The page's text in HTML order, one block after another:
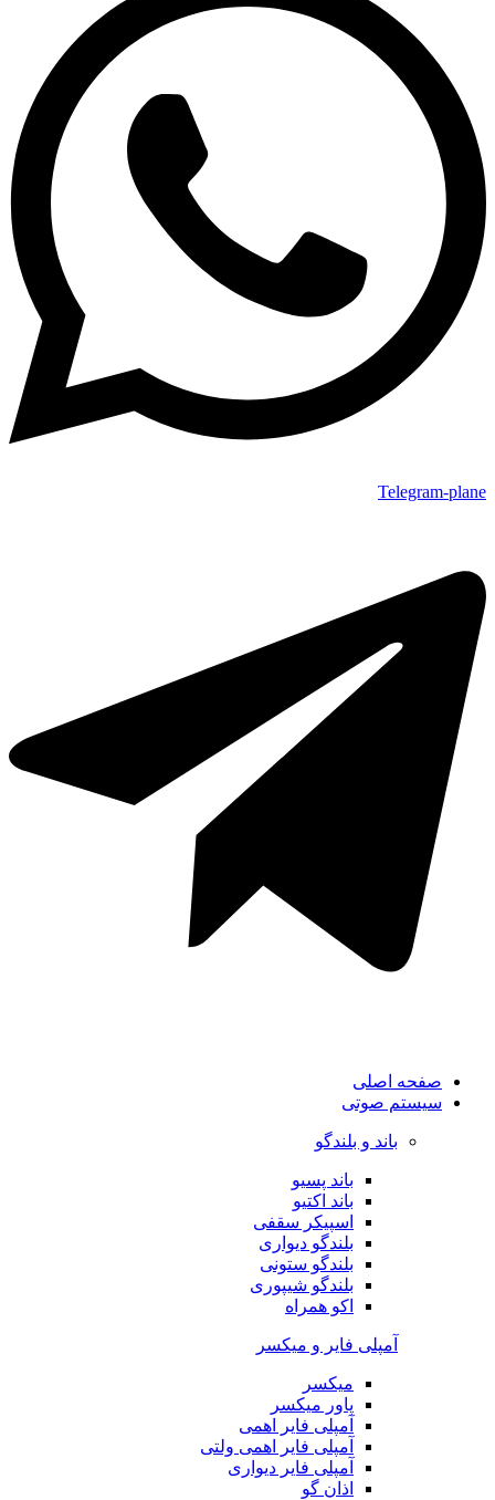
Telegram-plane
صفحه اصلی
سیستم صوتی
باند و بلندگو
باند پسیو
باند اکتیو
اسپیکر سقفی
بلندگو دیواری
بلندگو ستونی
بلندگو شیپوری
اکو همراه
آمپلی فایر و میکسر
میکسر
پاور میکسر
آمپلی فایر اهمی
آمپلی فایر اهمی ولتی
آمپلی فایر دیواری
اذان گو